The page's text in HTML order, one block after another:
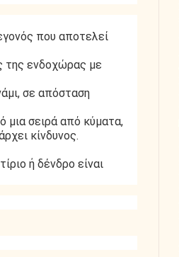
που αποτελεί
της ενδοχώρας με
σε απόσταση
μια σειρά από κύματα,
κίνδυνος.
ή δένδρο είναι